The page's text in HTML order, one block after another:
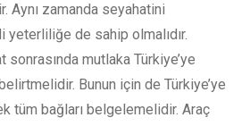
Aynı zamanda seyahatini
yeterliliğe de sahip olmalıdır.
mutlaka Türkiye’ye
Bunun için de Türkiye’ye
tüm bağları belgelemelidir. Araç